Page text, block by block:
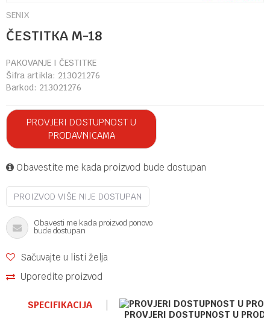
SENIX
ČESTITKA M-18
PAKOVANJE I ČESTITKE
Šifra artikla: 213021276
Barkod: 213021276
PROVJERI DOSTUPNOST U
PRODAVNICAMA
Obavestite me kada proizvod bude dostupan
PROIZVOD VIŠE NIJE DOSTUPAN
Obavesti me kada proizvod ponovo
bude dostupan
Sačuvajte u listi želja
Uporedite proizvod
SPECIFIKACIJA
PROVJERI DOSTUPNOST U